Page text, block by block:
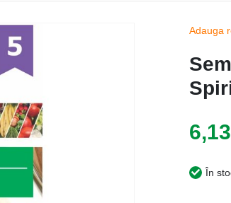
Adauga
În